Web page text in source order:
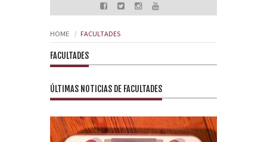
HOME FACULTADES
FACULTADES
ÚLTIMAS NOTICIAS DE FACULTADES